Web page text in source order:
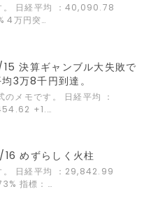
。 日経平均 ：40,090.78
万円突…
15 決算ギャンブル大失敗で
3万8千円到達。
メモです。 日経平均 ：
+1.…
16 めずらしく火柱
。 日経平均 ：29,842.99
指標：…